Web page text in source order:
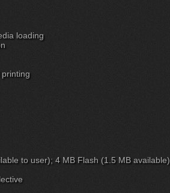
loading
to user); 4 MB Flash (1.5 MB available)